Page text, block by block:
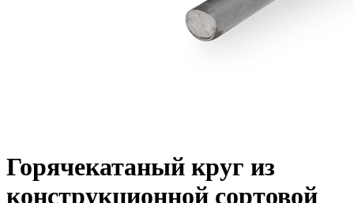
Горячекатаный круг из
конструкционной сортовой